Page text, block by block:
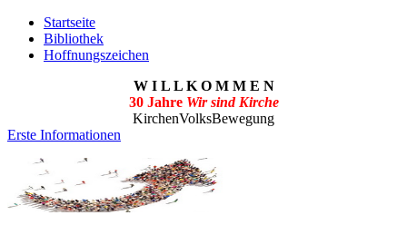
Startseite
Bibliothek
Hoffnungszeichen
W I L L K O M M E N
30 Jahre Wir sind Kirche
KirchenVolksBewegung
Erste Informationen